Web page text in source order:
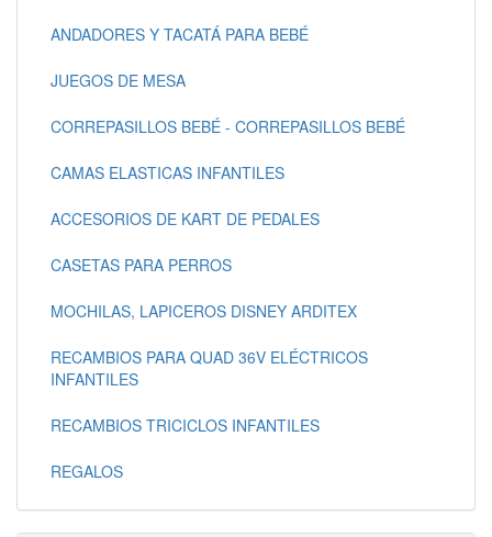
ANDADORES Y TACATÁ PARA BEBÉ
JUEGOS DE MESA
CORREPASILLOS BEBÉ - CORREPASILLOS BEBÉ
CAMAS ELASTICAS INFANTILES
ACCESORIOS DE KART DE PEDALES
CASETAS PARA PERROS
MOCHILAS, LAPICEROS DISNEY ARDITEX
RECAMBIOS PARA QUAD 36V ELÉCTRICOS
INFANTILES
RECAMBIOS TRICICLOS INFANTILES
REGALOS